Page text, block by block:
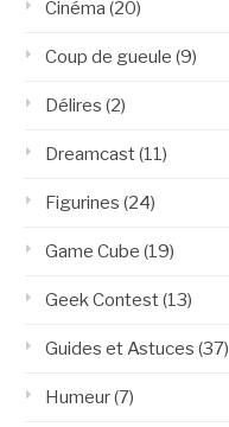
Cinéma (20)
Coup de gueule (9)
Délires (2)
Dreamcast(11)
Figurines (24)
Game Cube (19)
Geek Contest(13)
Guides et Astuces (37)
Humeur(7)